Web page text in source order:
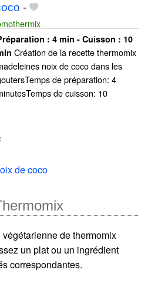
-
: 4 min - Cuisson : 10
Création de la recette thermomix
noix de coco dans les
de préparation: 4
de cuisson: 10
de coco
de thermomix
un plat ou un ingrédient
correspondantes.